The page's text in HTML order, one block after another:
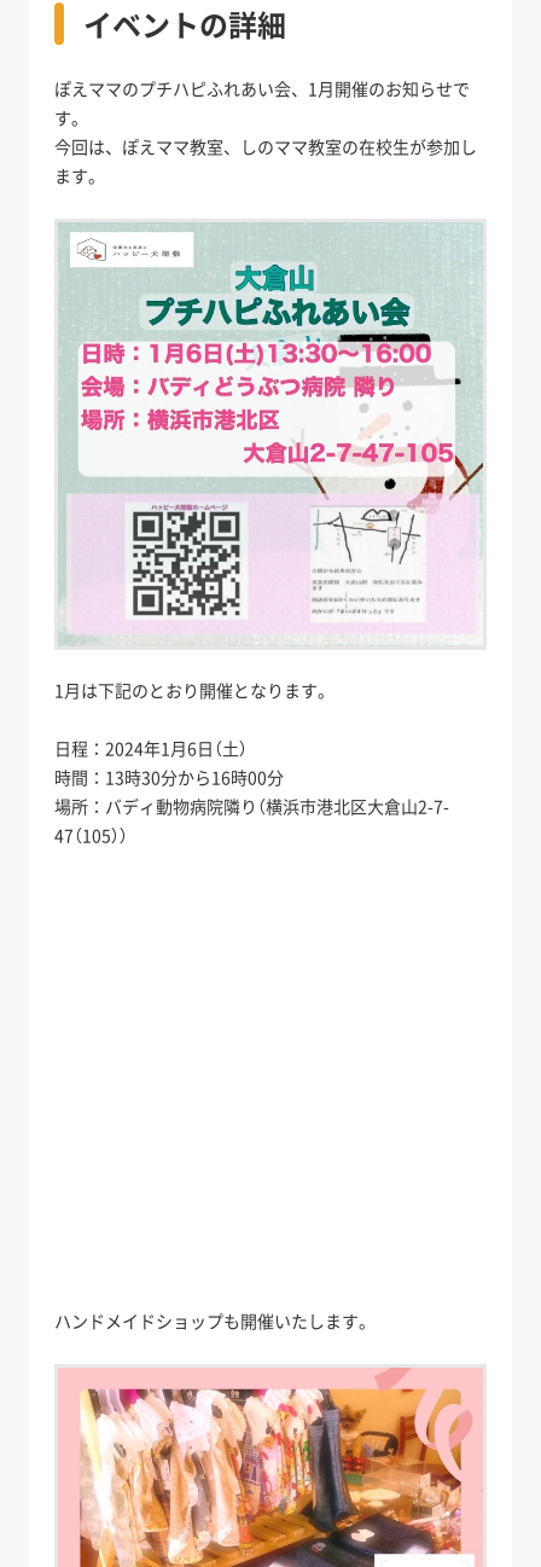
イベントの詳細
ぽえママのプチハピふれあい会、1月開催のお知らせで
す。
今回は、ぽえママ教室、しのママ教室の在校生が参加し
ます。
1月は下記のとおり開催となります。
日程：2024年1月6日（土）
時間：13時30分から16時00分
場所：バディ動物病院隣り（横浜市港北区大倉山2-7-
47（105））
ハンドメイドショップも開催いたします。